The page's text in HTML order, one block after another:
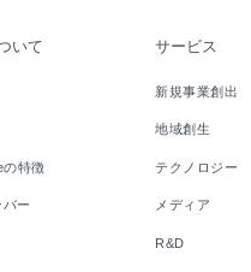
いて
特徴
ー
サービス
新規事業創出
地域創生
テクノロジー
メディア
R&D